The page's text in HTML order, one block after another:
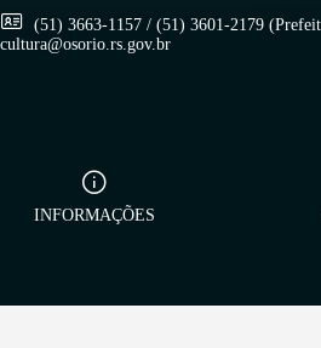
(51) 3663-1157 / (51) 3601-2179
cultura@osorio.rs.gov.br
INFORMAÇÕES